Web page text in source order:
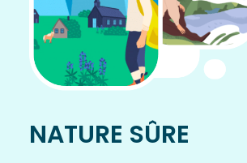
NATURE SÛRE